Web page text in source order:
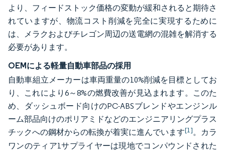
より、フィードストック価格の変動が緩和されると期待さ
れていますが、物流コスト削減を完全に実現するために
は、メラクおよびチレゴン周辺の送電網の混雑を解消する
必要があります。
OEMによる軽量自動車部品の採用
自動車組立メーカーは車両重量の10%削減を目標としてお
り、これにより6～8%の燃費改善が見込まれます。このた
め、ダッシュボード向けのPC-ABSブレンドやエンジンル
ーム部品向けのポリアミドなどのエンジニアリングプラス
チックへの鋼材からの転換が着実に進んでいます[1]。カラ
ワンのティア1サプライヤーは現地でコンパウンドされた